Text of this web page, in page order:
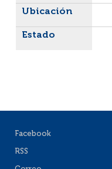
Facebook
RSS